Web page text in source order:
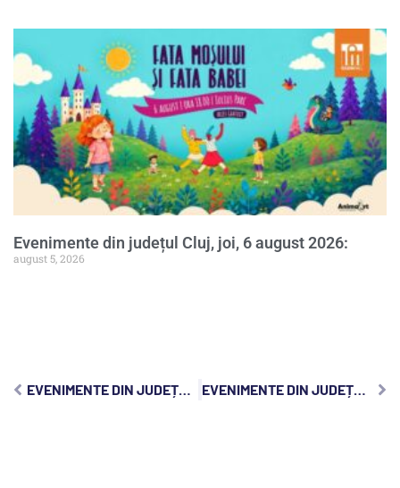
Evenimente din județul Cluj, joi, 6 august 2026:
august 5, 2026
EVENIMENTE DIN JUDEȚUL CLUJ, JOI, 15 FEBRUARIE 2024: EVENIMENTE DIN JUDEȚUL CLUJ, SÂMBĂTĂ, 17 FEBRUARIE 2024: